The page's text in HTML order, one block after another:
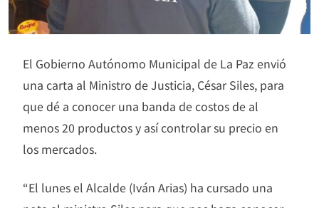
El Gobierno Autónomo Municipal de La Paz envió
una carta al Ministro de Justicia, César Siles, para
que dé a conocer una banda de costos de al
menos 20 productos y así controlar su precio en
los mercados.
“El lunes el Alcalde (Iván Arias) ha cursado una